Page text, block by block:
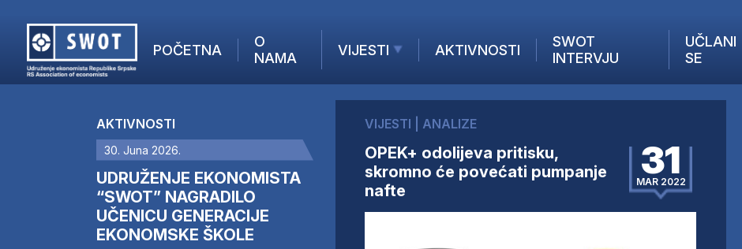
POČETNA
O
NAMA
VIJESTI
AKTUELNO
KOMPANIJE
FINANSIJE
IZ STRANIH MEDIJA
AKTIVNOSTI
SWOT
INTERVJU
UČLANI
SE
AKTUELNO
ANALIZE
KOMPANIJE
FINANSIJE
IZ STRANIH MEDIJA
AKTIVNOSTI
30. Juna 2026.
UDRUŽENJE EKONOMISTA
“SWOT” NAGRADILO
UČENICU GENERACIJE
EKONOMSKE ŠKOLE
VIJESTI ANALIZE
OPEK+ odolijeva pritisku,
skromno će povećati pumpanje
nafte
31
MAR 2022